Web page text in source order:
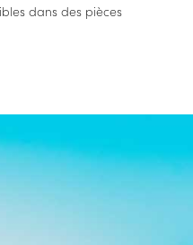
dans des pièces